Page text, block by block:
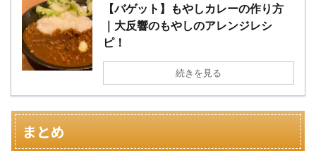
【バゲット】もやしカレーの作り方
｜大反響のもやしのアレンジレシ
ピ！
続きを見る
まとめ